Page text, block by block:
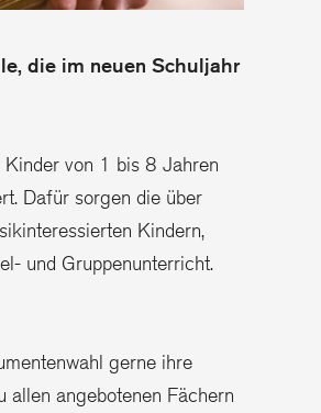
die im neuen Schuljahr
von 1 bis 8 Jahren
Dafür sorgen die über
Kindern,
und Gruppenunterricht.
gerne ihre
allen angebotenen Fächern